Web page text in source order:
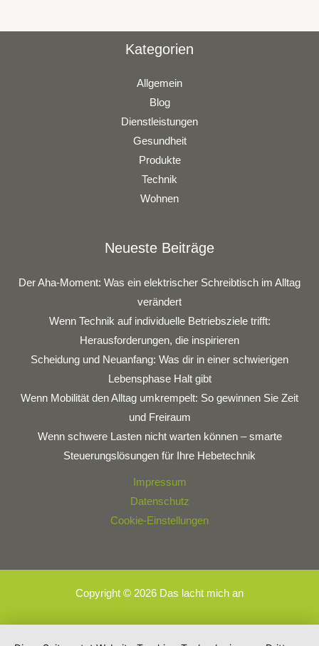
Kategorien
Allgemein
Blog
Dienstleistungen
Gesundheit
Produkte
Technik
Wohnen
Neueste Beiträge
Der Aha-Moment: Was ein elektrischer Schreibtisch im Alltag
verändert
Wenn Technik auf individuelle Betriebsziele trifft:
Herausforderungen, die inspirieren
Scheidung und Neuanfang: Was dir in einer schwierigen
Lebensphase Halt gibt
Wenn Mobilität den Alltag umkrempelt: So gewinnen Sie Zeit
und Freiraum
Wenn schwere Lasten nicht warten können – smarte
Steuerungslösungen für Ihre Hebetechnik
Impressum
Datenschutz
Cookie-Einstellungen
Copyright © 2026 Das lacht mich an